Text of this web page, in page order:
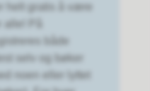
helt gratis å være
På
både
selv og bøker
noen eller lyttet